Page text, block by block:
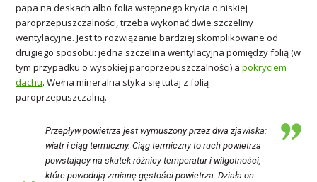
papa na deskach albo folia wstępnego krycia o niskiej
paroprzepuszczalności, trzeba wykonać dwie szczeliny
wentylacyjne. Jest to rozwiązanie bardziej skomplikowane od
drugiego sposobu: jedna szczelina wentylacyjna pomiędzy folią (w
tym przypadku o wysokiej paroprzepuszczalności) apokryciem
dachu. Wełna mineralna styka się tutaj z folią
paroprzepuszczalną.
Przepływ powietrza jest wymuszony przez dwa zjawiska:
wiatr i ciąg termiczny. Ciąg termiczny to ruch powietrza
powstający na skutek różnicy temperatur i wilgotności,
które powodują zmianę gęstości powietrza. Działa on